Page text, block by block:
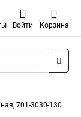
Войти Корзина
701-3030-130